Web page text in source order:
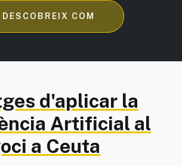
DESCOBREIX COM
d'aplicar la
Artificial al
a Ceuta